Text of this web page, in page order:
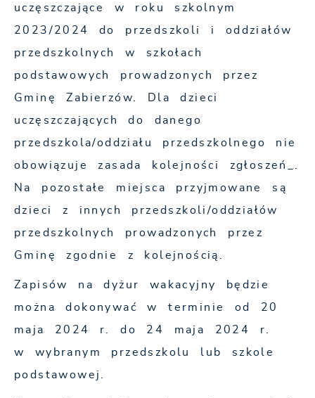
uczęszczające w roku szkolnym
2023/2024 do przedszkoli i oddziałów
przedszkolnych w szkołach
podstawowych prowadzonych przez
Gminę Zabierzów. Dla dzieci
uczęszczających do danego
przedszkola/oddziału przedszkolnego nie
obowiązuje zasada kolejności zgłoszeń_.
Na pozostałe miejsca przyjmowane są
dzieci z innych przedszkoli/oddziałów
przedszkolnych prowadzonych przez
Gminę zgodnie z kolejnością.
Zapisów na dyżur wakacyjny będzie
można dokonywać w terminie od 20
maja 2024 r. do 24 maja 2024 r.
w wybranym przedszkolu lub szkole
podstawowej.